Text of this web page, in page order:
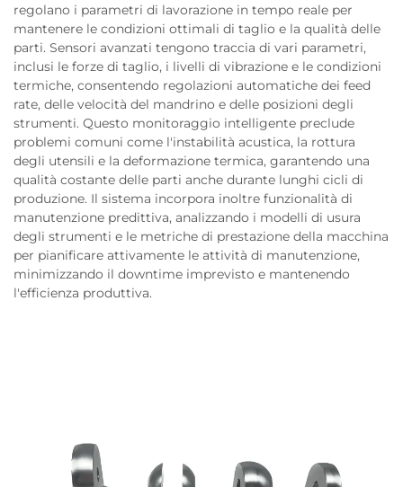
regolano i parametri di lavorazione in tempo reale per
mantenere le condizioni ottimali di taglio e la qualità delle
parti. Sensori avanzati tengono traccia di vari parametri,
inclusi le forze di taglio, i livelli di vibrazione e le condizioni
termiche, consentendo regolazioni automatiche dei feed
rate, delle velocità del mandrino e delle posizioni degli
strumenti. Questo monitoraggio intelligente preclude
problemi comuni come l'instabilità acustica, la rottura
degli utensili e la deformazione termica, garantendo una
qualità costante delle parti anche durante lunghi cicli di
produzione. Il sistema incorpora inoltre funzionalità di
manutenzione predittiva, analizzando i modelli di usura
degli strumenti e le metriche di prestazione della macchina
per pianificare attivamente le attività di manutenzione,
minimizzando il downtime imprevisto e mantenendo
l'efficienza produttiva.